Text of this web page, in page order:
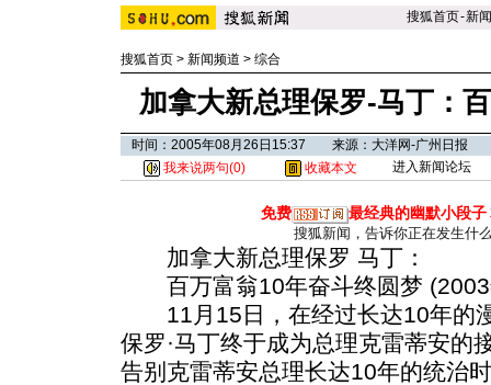
搜狐首页-新闻
搜狐首页 > 新闻频道 > 综合
加拿大新总理保罗-马丁：
时间：2005年08月26日15:37 来源：大洋网-广州日报
我来说两句(0) 收藏本文 进入新闻论坛
免费 最经典的幽默小段子
搜狐新闻，告诉你正在发生什
加拿大新总理保罗 马丁：
百万富翁10年奋斗终圆梦 (2003
11月15日，在经过长达10年的
保罗·马丁终于成为总理克雷蒂安的
告别克雷蒂安总理长达10年的统治